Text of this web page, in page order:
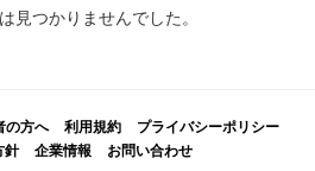
見つかりませんでした。
の方へ 利用規約
プライバシーポリシー
針
企業情報 お問い合わせ